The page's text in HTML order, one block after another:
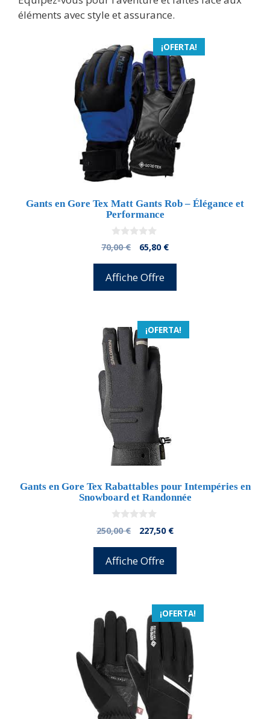
éléments avec style et assurance.
¡OFERTA!
Gants en Gore Tex Matt Gants Rob – Élégance et
Performance
0
d
70,00€
El
original
era:
65,80 €El
Affiche Offre
¡OFERTA!
Gants en Gore Tex Rabattables pour Intempéries en
Snowboard et Randonnée
0
d
250,00€
El
original
era:
227,50 €El
Affiche Offre
¡OFERTA!